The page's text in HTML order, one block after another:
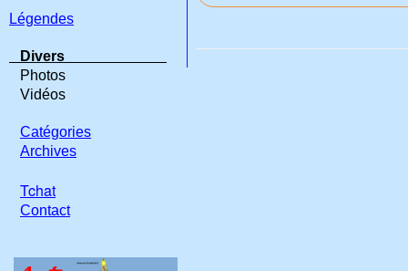
Légendes
Divers
Photos
Vidéos
Catégories
Archives
Tchat
Contact